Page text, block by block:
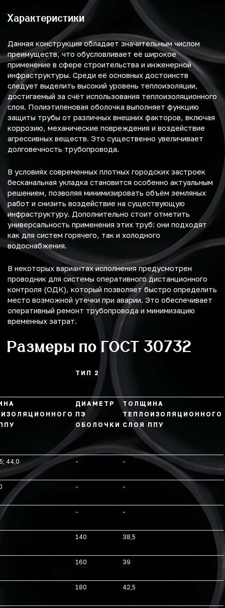
Характеристики
Данная конструкция обладает значительным числом
преимуществ, что обусловливает её широкое
применение в сфере строительства и инженерной
инфраструктуры. Среди её основных достоинств
следует выделить высокий уровень теплоизоляции,
достигаемый за счёт использования теплоизоляционного
слоя. Полиэтиленовая оболочка выполняет функцию
защиты трубы от различных внешних факторов, включая
коррозию, механические повреждения и воздействие
агрессивных веществ. Это существенно увеличивает
долговечность трубопровода.
В условиях современных плотных городских застроек
бесканальная укладка становится особенно актуальным
решением, позволяя минимизировать объём земляных
работ и снизить воздействие на существующую
инфраструктуру. Дополнительно стоит отметить
универсальность применения этих труб: они подходят
как для систем горячего, так и холодного
водоснабжения.
В некоторых вариантах исполнения предусмотрен
проводник для системы оперативного дистанционного
контроля (ОДК), который позволяет быстро определить
место возможной утечки при аварии. Это обеспечивает
оперативный ремонт трубопровода и минимизацию
временных затрат.
Размеры по ГОСТ 30732
ТИП 2
ДИАМЕТР
ПЭ
ОБОЛОЧКИ
ТОЛЩИНА
ТЕПЛОИЗОЛЯЦИОННОГО
СЛОЯ ППУ
44,0 - -
- -
- -
140 38,5
160 39
180 42,5